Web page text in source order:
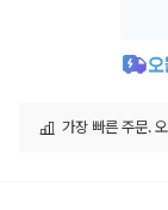
가장 빠른 주문.